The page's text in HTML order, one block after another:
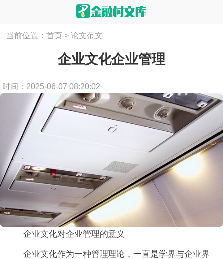
当前位置：首页 > 论文范文
企业文化企业管理
时间：2025-06-07 08:20:02
企业文化对企业管理的意义
企业文化作为一种管理理论，一直是学界与企业界